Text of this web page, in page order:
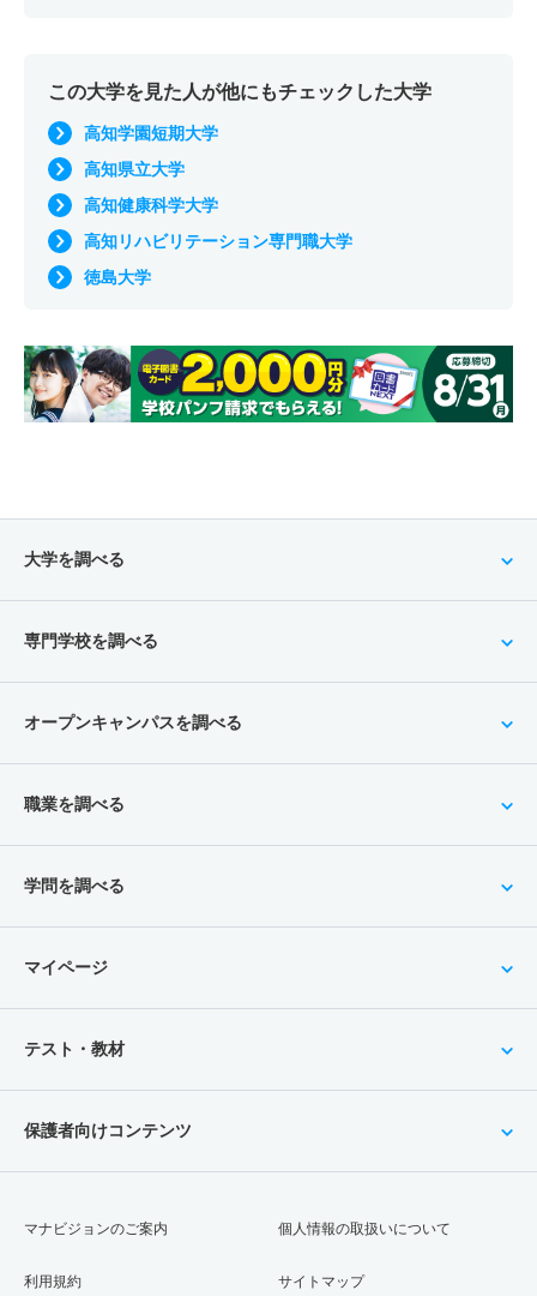
この大学を見た人が他にもチェックした大学
高知学園短期大学
高知県立大学
高知健康科学大学
高知リハビリテーション専門職大学
徳島大学
大学を調べる
専門学校を調べる
オープンキャンパスを調べる
職業を調べる
学問を調べる
マイページ
テスト・教材
保護者向けコンテンツ
マナビジョンのご案内
利用規約
個人情報の取扱いについて
サイトマップ